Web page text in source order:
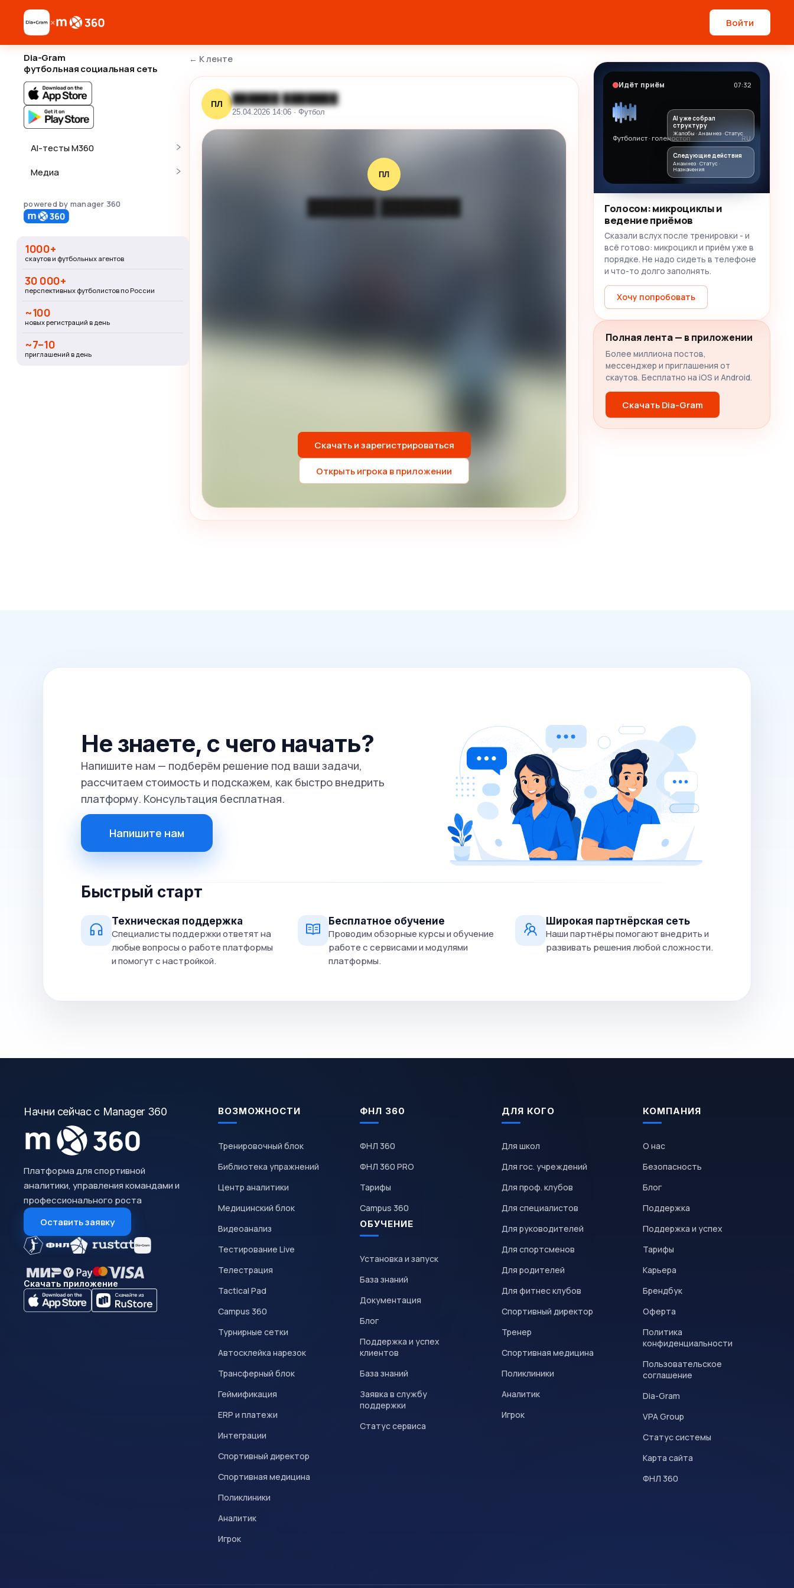
× Войти
Dia-Gram
футбольная социальная сеть
AI-тесты M360
Медиа
powered by manager 360
1000+
скаутов и футбольных агентов
30 000+
перспективных футболистов по России
~100
новых регистраций в день
~7–10
приглашений в день
← К ленте
ПЛ ██████ ███████
25.04.2026 14:06 · Футбол
ПЛ
Скачать и зарегистрироваться
Открыть игрока в приложении
Идёт приём 07:32
Футболист · голеностоп RU
AI уже собрал
структуру
Жалобы · Анамнез · Статус
Следующие действия
Анамнез · Статус ·
Назначения
Голосом: микроциклы и
ведение приёмов
Сказали вслух после тренировки - и
всё готово: микроцикл и приём уже в
порядке. Не надо сидеть в телефоне
и что-то долго заполнять.
Хочу попробовать
Полная лента — в приложении
Более миллиона постов,
мессенджер и приглашения от
скаутов. Бесплатно на iOS и Android.
Скачать Dia-Gram
Не знаете, с чего начать?
Напишите нам — подберём решение под ваши задачи,
рассчитаем стоимость и подскажем, как быстро внедрить
платформу. Консультация бесплатная.
Напишите нам
Быстрый старт
Техническая поддержка
Специалисты поддержки ответят на
любые вопросы о работе платформы
и помогут с настройкой.
Бесплатное обучение
Проводим обзорные курсы и обучение
работе с сервисами и модулями
платформы.
Широкая партнёрская сеть
Наши партнёры помогают внедрить и
развивать решения любой сложности.
Начни сейчас с Manager 360
Платформа для спортивной
аналитики, управления командами и
профессионального роста
Оставить заявку
Скачать приложение
ВОЗМОЖНОСТИ
Тренировочный блок
Библиотека упражнений
Центр аналитики
Медицинский блок
Видеоанализ
Тестирование Live
Телестрация
Tactical Pad
Campus 360
Турнирные сетки
Автосклейка нарезок
Трансферный блок
Геймификация
ERP и платежи
Интеграции
Спортивный директор
Спортивная медицина
Поликлиники
Аналитик
Игрок
ФНЛ 360
ФНЛ 360
ФНЛ 360 PRO
Тарифы
Campus 360
ОБУЧЕНИЕ
Установка и запуск
База знаний
Документация
Блог
Поддержка и успех
клиентов
База знаний
Заявка в службу
поддержки
Статус сервиса
ДЛЯ КОГО
Для школ
Для гос. учреждений
Для проф. клубов
Для специалистов
Для руководителей
Для спортсменов
Для родителей
Для фитнес клубов
Спортивный директор
Тренер
Спортивная медицина
Поликлиники
Аналитик
Игрок
КОМПАНИЯ
О нас
Безопасность
Блог
Поддержка
Поддержка и успех
Тарифы
Карьера
Брендбук
Оферта
Политика
конфиденциальности
Пользовательское
соглашение
Dia-Gram
VPA Group
Статус системы
Карта сайта
ФНЛ 360